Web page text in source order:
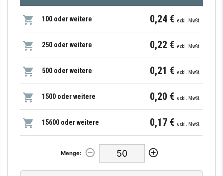
100 oder weitere 0,24 €exkl. MwSt.
250 oder weitere 0,22 €exkl. MwSt.
500 oder weitere 0,21 €exkl. MwSt.
1500 oder weitere 0,20 €exkl. MwSt.
15600 oder weitere 0,17 €exkl. MwSt.
Menge: